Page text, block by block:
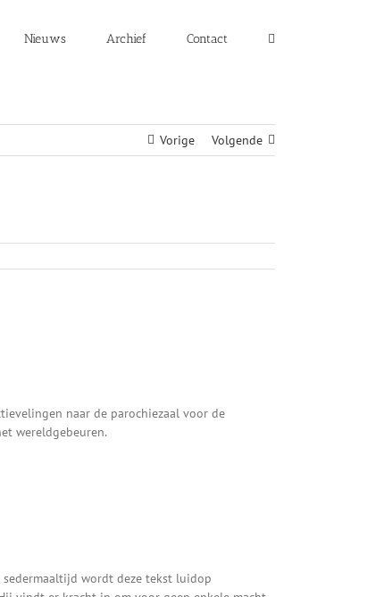
Nieuws Archief Contact
Vorige Volgende
naar de parochiezaal voor de
wereldgebeuren.
sedermaaltijd wordt deze tekst luidop